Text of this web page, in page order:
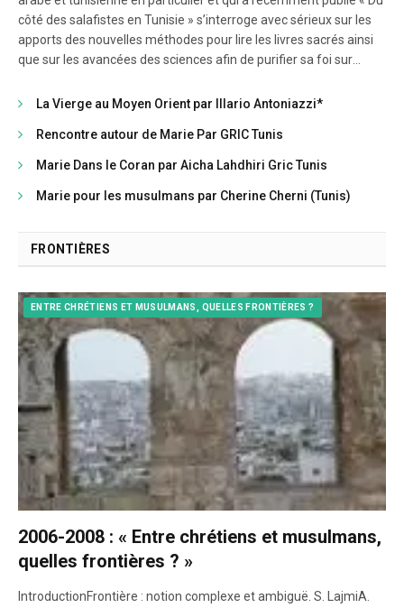
côté des salafistes en Tunisie » s’interroge avec sérieux sur les
apports des nouvelles méthodes pour lire les livres sacrés ainsi
que sur les avancées des sciences afin de purifier sa foi sur
sur celle-ci.
La Vierge au Moyen Orient par Illario Antoniazzi*
Rencontre autour de Marie Par GRIC Tunis
Marie Dans le Coran par Aicha Lahdhiri Gric Tunis
Marie pour les musulmans par Cherine Cherni (Tunis)
FRONTIÈRES
ENTRE CHRÉTIENS ET MUSULMANS, QUELLES FRONTIÈRES ?
2006-2008 : « Entre chrétiens et musulmans,
quelles frontières ? »
IntroductionFrontière : notion complexe et ambiguë. S. LajmiA.